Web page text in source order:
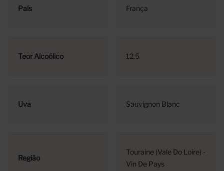
País França
Teor Alcoólico 12.5
Uva Sauvignon Blanc
Região
Touraine (Vale Do Loire) -
Vin De Pays